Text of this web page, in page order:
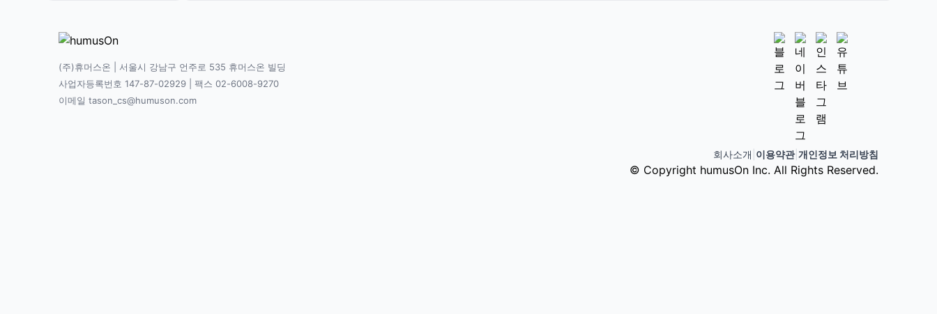
(주)휴머스온 | 서울시 강남구 언주로 535 휴머스온 빌딩
사업자등록번호 147-87-02929 | 팩스 02-6008-9270
이메일 tason_cs@humuson.com
회사소개 이용약관| 개인정보 처리방침
© Copyright humusOn Inc. All Rights Reserved.